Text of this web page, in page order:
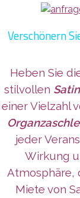
Verschönern
Heben Sie
stilvollen
einer Vielzahl
jeder
Wirkung
Atmosphäre,
Miete von